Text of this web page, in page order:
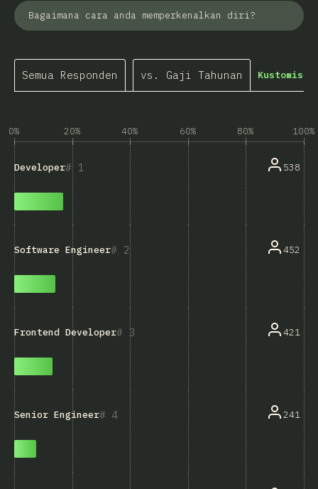
Bagaimana cara anda memperkenalkan diri?
Semua Responden vs. Gaji Tahunan
0% 20% 40% 60% 80% 100%
1
Developer 538
2
Software Engineer 452
3
Frontend Developer 421
4
Senior Engineer 241